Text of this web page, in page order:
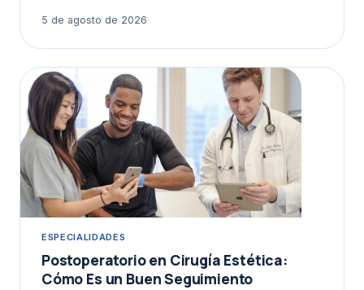
5 de agosto de 2026
ESPECIALIDADES
Postoperatorio en Cirugía Estética:
Cómo Es un Buen Seguimiento